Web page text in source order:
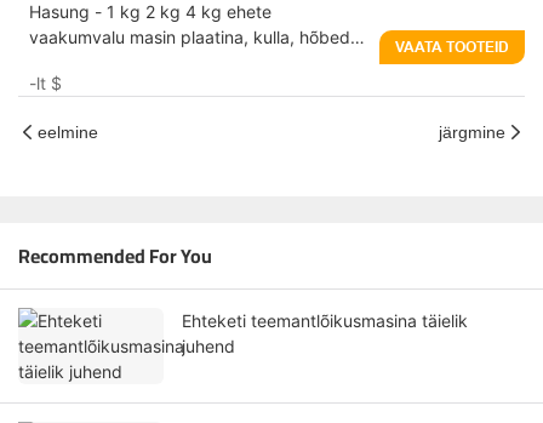
Hasung - 1 kg 2 kg 4 kg ehete
vaakumvalu masin plaatina, kulla, hõbeda
-lt $
VAATA TOOTEID
eelmine järgmine
Recommended For You
Ehteketi teemantlõikusmasina täielik
juhend